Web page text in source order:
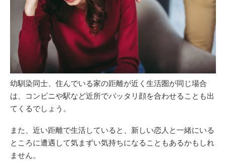
幼馴染同士、住んでいる家の距離が近く生活圏が同じ場合
は、コンビニや駅など近所でバッタリ顔を合わせることも出
てくるでしょう。
また、近い距離で生活していると、新しい恋人と一緒にいる
ところに遭遇して気まずい気持ちになることもあるかもしれ
ません。